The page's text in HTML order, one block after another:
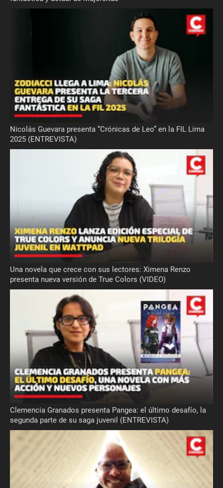
Nicolás Guevara presenta “Crónicas de Leo” en la FIL Lima
2025 (ENTREVISTA)
Una novela que crece con sus lectores: Ximena Renzo
presenta nueva versión de True Colors (VIDEO)
Clemencia Granados presenta Pangea: el último desafío, la
segunda parte de su saga juvenil (ENTREVISTA)